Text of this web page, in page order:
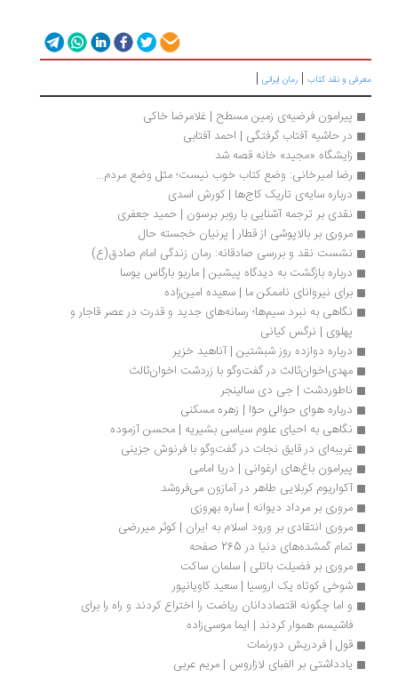
و نقد کتاب|رمان ایرانی|
پیرامون فرضیه‌ی زمین مسطح | غلامرضا خاکی
در حاشیه آفتاب گرفتگی | احمد آفتابی
زایشگاه «مجید» خانه قصه شد
رضا امیرخانی: وضع کتاب خوب نیست؛ مثل وضع مردم...
درباره سایه‌ی تاریک کاج‌ها | كورش اسدی
نقدی بر ترجمه آشنایی با روبر برسون | حمید جعفری
مروری بر بالاپوشی از قطار | پرنیان خجسته حال
نشست نقد و بررسی صادقانه: رمان زندگی امام صادق(ع)
درباره بازگشت به دیدگاه پیشین | ماریو بارگاس يوسا
برای نیروانای ناممکن ما | سعیده امین‌زاده
پهلوی | نرگس کیانی
درباره دوازده روز شبشتین | آناهید خزیر
مهدی‌اخوان‌ثالث در گفت‌وگو با زردشت اخوان‌ثالث
ناطوردشت | جی دی سالینجر
درباره هوای حوالی حوّا | زهره مسکنی
نگاهی به احیای علوم سیاسی بشیریه | محسن آزموده
غریبه‌ای در قایق نجات در گفت‌وگو با فرنوش جزینی
پیرامون باغ‌های ارغوانی | دریا امامی
آکواریوم کربلایی طاهر در آمازون می‌فروشد
مروری بر مرداد دیوانه | ساره بهروزی
مروری انتقادی بر ورود اسلام به ایران | کوثر میررضی
تمام گمشده‌های دنیا در 265 صفحه
مروری بر فضیلت باتلی | سلمان ساکت
شوخی کوتاه یک اروسیا | سعید کاویانپور
و اما چگونه اقتصاددانان ریاضت را اختراع کردند و راه را برای
فاشیسم هموار کردند | ایما موسی‌زاده
قول | فردریش دورنمات
یادداشتی بر الفبای لازاروس | مریم عربی